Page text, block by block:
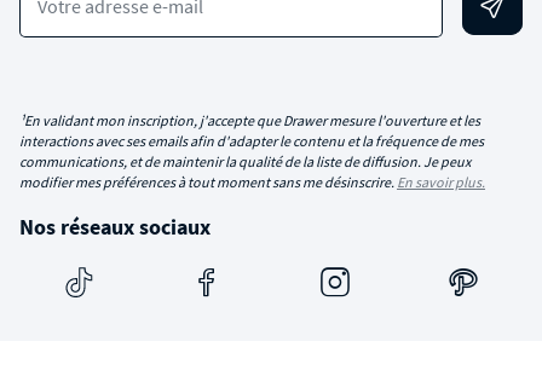
Votre adresse e-mail
¹En validant mon inscription, j'accepte que Drawer mesure l'ouverture et les
interactions avec ses emails afin d'adapter le contenu et la fréquence de mes
communications, et de maintenir la qualité de la liste de diffusion. Je peux
modifier mes préférences à tout moment sans me désinscrire. En savoir plus.
Nos réseaux sociaux